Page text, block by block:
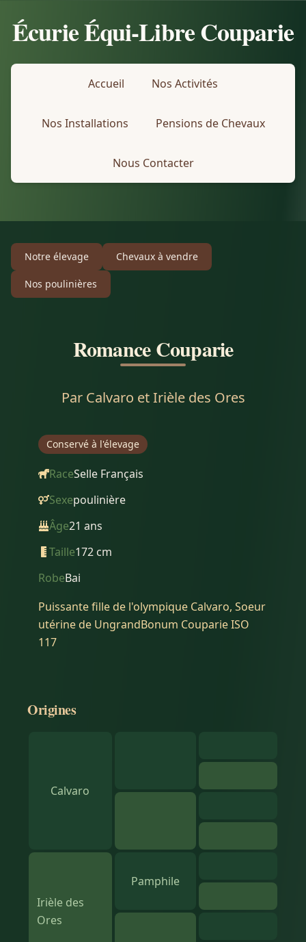
Écurie Équi-Libre Couparie
Accueil Nos Activités
Nos Installations Pensions de Chevaux
Nous Contacter
Notre élevage Chevaux à vendre
Nos poulinières
Romance Couparie
Par Calvaro et Irièle des Ores
Conservé à l'élevage
RaceSelle Français
Sexepoulinière
Âge21 ans
Taille172 cm
RobeBai
Puissante fille de l'olympique Calvaro, Soeur
utérine de UngrandBonum Couparie ISO
117
Origines
Calvaro
Irièle des
Ores
Pamphile